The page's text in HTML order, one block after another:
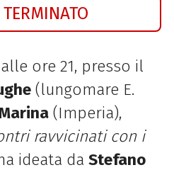
TERMINATO
ore 21, presso il
(lungomare E.
(Imperia),
ravvicinati con i
ideata da Stefano